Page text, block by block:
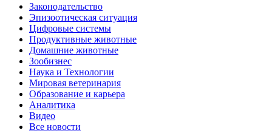
Законодательство
Эпизоотическая ситуация
Цифровые системы
Продуктивные животные
Домашние животные
Зообизнес
Наука и Технологии
Мировая ветеринария
Образование и карьера
Аналитика
Видео
Все новости